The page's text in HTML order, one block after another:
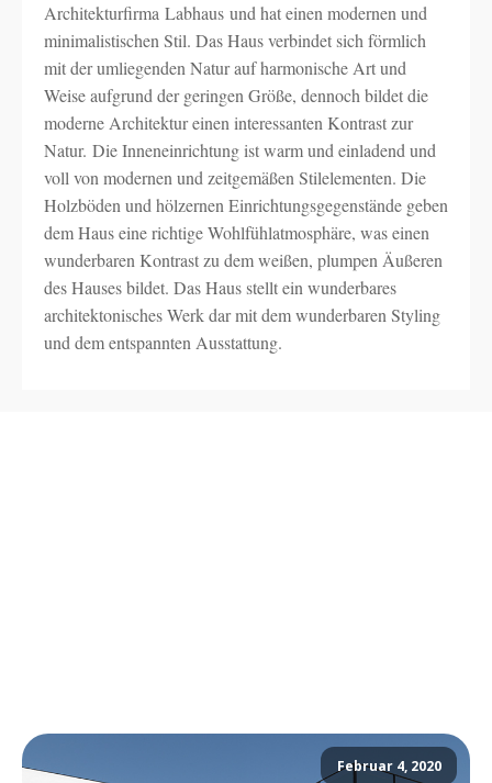
Architekturfirma Labhaus und hat einen modernen und
minimalistischen Stil. Das Haus verbindet sich förmlich
mit der umliegenden Natur auf harmonische Art und
Weise aufgrund der geringen Größe, dennoch bildet die
moderne Architektur einen interessanten Kontrast zur
Natur. Die Inneneinrichtung ist warm und einladend und
voll von modernen und zeitgemäßen Stilelementen. Die
Holzböden und hölzernen Einrichtungsgegenstände geben
dem Haus eine richtige Wohlfühlatmosphäre, was einen
wunderbaren Kontrast zu dem weißen, plumpen Äußeren
des Hauses bildet. Das Haus stellt ein wunderbares
architektonisches Werk dar mit dem wunderbaren Styling
und dem entspannten Ausstattung.
Februar 4, 2020